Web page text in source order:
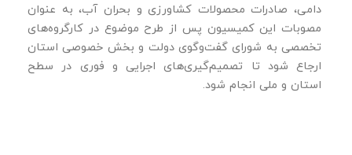
دامی، صادرات محصولات کشاورزی و بحران آب، به ‌عنوان
مصوبات این کمیسیون پس از طرح موضوع در کارگروه‌های
تخصصی به شورای گفت‌وگوی دولت و بخش خصوصی استان
ارجاع شود تا تصمیم‌گیری‌های اجرایی و فوری در سطح
استان و ملی انجام شود.